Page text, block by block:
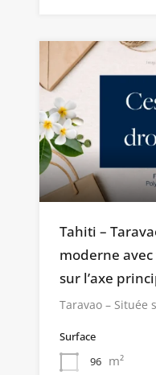
Tahiti –
moderne
sur l’axe
Taravao – Située
Surface
96 m²